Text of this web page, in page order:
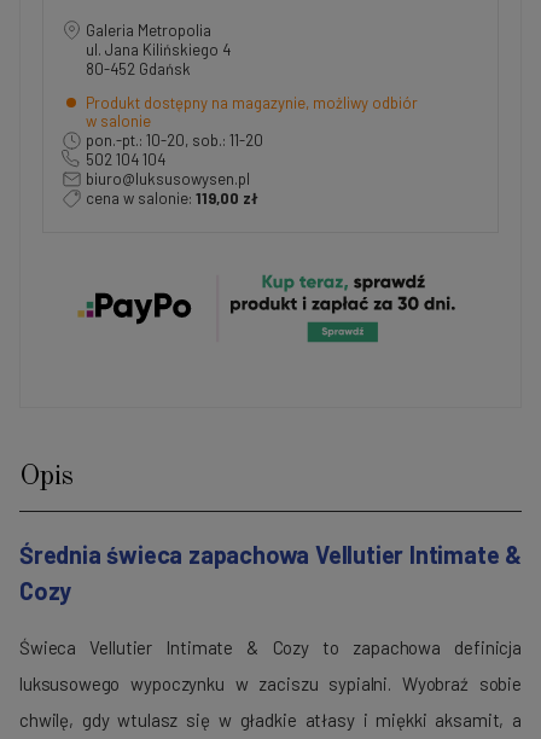
Galeria Metropolia
ul. Jana Kilińskiego 4
80-452 Gdańsk
Produkt dostępny na magazynie, możliwy odbiór
w salonie
pon.-pt.: 10-20, sob.: 11-20
502 104 104
biuro@luksusowysen.pl
cena w salonie: 119,00 zł
Opis
Średnia świeca zapachowa Vellutier Intimate &
Cozy
Świeca Vellutier Intimate & Cozy to zapachowa definicja
luksusowego wypoczynku w zaciszu sypialni. Wyobraź sobie
chwilę, gdy wtulasz się w gładkie atłasy i miękki aksamit, a